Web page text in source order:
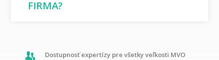
FIRMA?
Dostupnosť expertízy pre všetky veľkosti MVO